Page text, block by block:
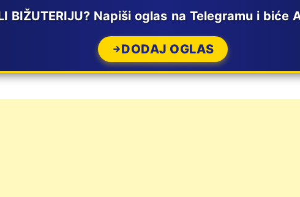
BIŽUTERIJU? Napiši oglas na Telegramu i
DODAJ OGLAS